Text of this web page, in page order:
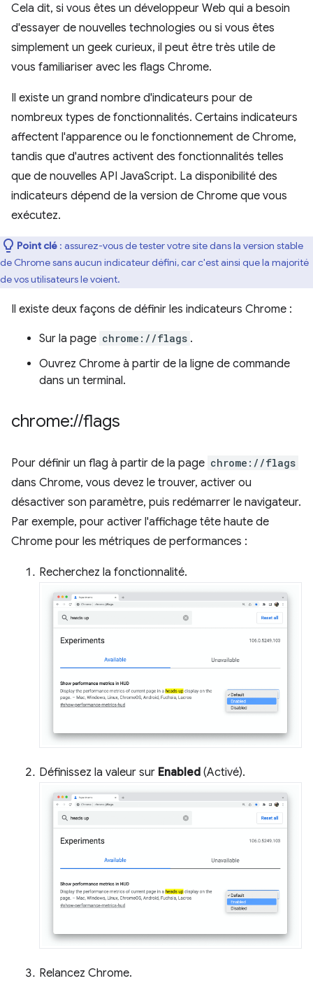
Cela dit, si vous êtes un développeur Web qui a besoin
d'essayer de nouvelles technologies ou si vous êtes
simplement un geek curieux, il peut être très utile de
vous familiariser avec les flags Chrome.
Il existe un grand nombre d'indicateurs pour de
nombreux types de fonctionnalités. Certains indicateurs
affectent l'apparence ou le fonctionnement de Chrome,
tandis que d'autres activent des fonctionnalités telles
que de nouvelles API JavaScript. La disponibilité des
indicateurs dépend de la version de Chrome que vous
exécutez.
Point clé : assurez-vous de tester votre site dans la version stable
de Chrome sans aucun indicateur défini, car c'est ainsi que la majorité
de vos utilisateurs le voient.
Il existe deux façons de définir les indicateurs Chrome :
Sur la page chrome://flags .
Ouvrez Chrome à partir de la ligne de commande
dans un terminal.
chrome://flags
Pour définir un flag à partir de la page chrome://flags
dans Chrome, vous devez le trouver, activer ou
désactiver son paramètre, puis redémarrer le navigateur.
Par exemple, pour activer l'affichage tête haute de
Chrome pour les métriques de performances :
Recherchez la fonctionnalité.
Définissez la valeur sur Enabled (Activé).
Relancez Chrome.